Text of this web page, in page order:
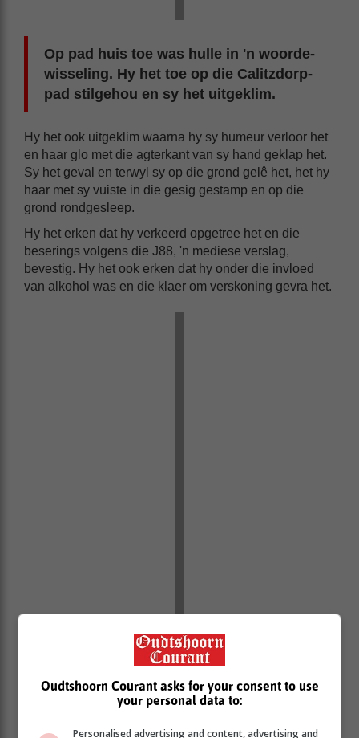
Op pad huis toe was hulle in 'n woorde-
wisseling. Hy het toe op die Calitzdorp-
pad stilgehou en sy het uitgeklim.
Hy het ook uitgeklim waarna hy sy humeur verloor het
en haar glo met die agterkant van sy hand geklap het.
Sy het geval en terwyl sy op die grond gelê het, het hy
haar met sy vuiste in die gesig gestamp en op die
grond rondgesleep.
Hy het erken dat hy verkeerd opgetree het en die
beserings volgens die J88, 'n mediese verslag,
bevestig. Hy het ook erken dat hy onder die invloed
van alkohol was en die klaer om verskoning gevra het.
Oudtshoorn Courant asks for your consent to use
your personal data to:
Personalised advertising and content, advertising and